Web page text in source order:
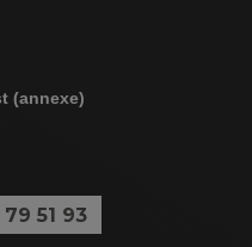
(annexe)
51 93